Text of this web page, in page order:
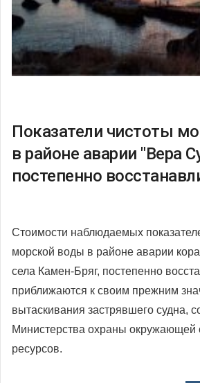
Показатели чистоты
в районе аварии "Вера
постепенно
Стоимости наблюдаемых
морской воды в районе аварии
села Камен-Бряг, постепенно
приближаются к своим прежним
вытаскивания застрявшего судна,
Министерства охраны
ресурсов.